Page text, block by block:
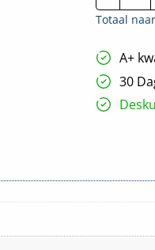
IP44
|
1V
-
Alpin
Wit
|
2106-
Totaal
A+
30